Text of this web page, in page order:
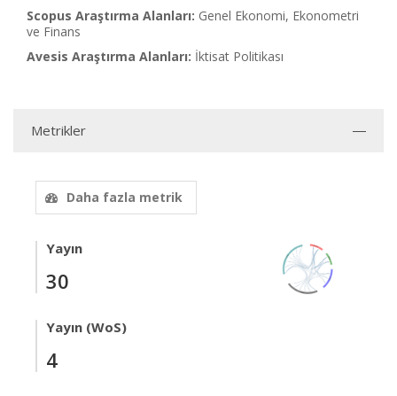
Scopus Araştırma Alanları: Genel Ekonomi, Ekonometri
ve Finans
Avesis Araştırma Alanları: İktisat Politikası
Metrikler
Daha fazla metrik
Yayın
30
Yayın (WoS)
4